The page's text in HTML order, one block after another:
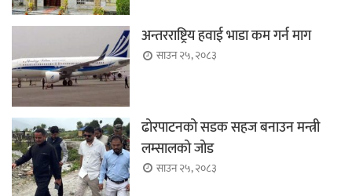
अन्तरराष्ट्रिय हवाई भाडा कम गर्न माग
साउन २५, २०८३
ढोरपाटनको सडक सहज बनाउन मन्त्री
लम्सालको जोड
साउन २५, २०८३